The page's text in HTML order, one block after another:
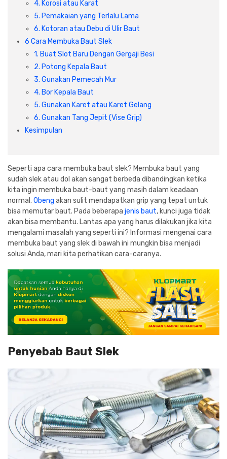
Cat dan Kimia
Saniter
4. Korosi atau Karat
5. Pemakaian yang Terlalu Lama
6. Kotoran atau Debu di Ulir Baut
6 Cara Membuka Baut Slek
1. Buat Slot Baru Dengan Gergaji Besi
2. Potong Kepala Baut
3. Gunakan Pemecah Mur
4. Bor Kepala Baut
5. Gunakan Karet atau Karet Gelang
6. Gunakan Tang Jepit (Vise Grip)
Kesimpulan
Seperti apa cara membuka baut slek? Membuka baut yang
sudah slek atau dol akan sangat berbeda dibandingkan ketika
kita ingin membuka baut-baut yang masih dalam keadaan
normal. Obeng akan sulit mendapatkan grip yang tepat untuk
bisa memutar baut. Pada beberapa jenis baut, kunci juga tidak
akan bisa membantu. Lantas apa yang harus dilakukan jika kita
mengalami masalah yang seperti ini? Informasi mengenai cara
membuka baut yang slek di bawah ini mungkin bisa menjadi
solusi Anda, mari kita perhatikan cara-caranya.
Penyebab Baut Slek